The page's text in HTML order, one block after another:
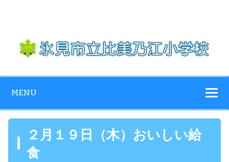
content
江小学校
MENU
２月１９日（木）おいしい給
食